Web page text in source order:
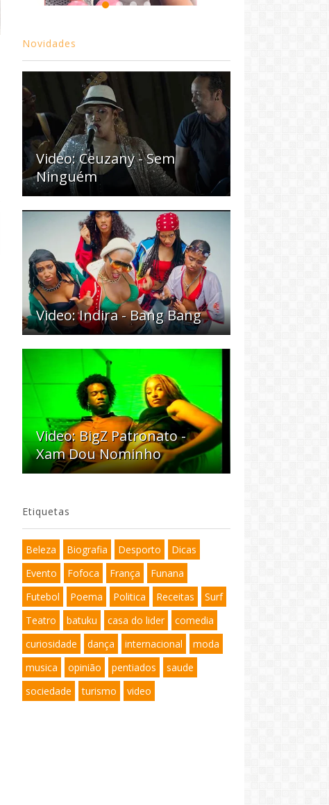
Novidades
Video: Ceuzany - Sem
Ninguém
Video: Indira - Bang Bang
Video: BigZ Patronato -
Xam Dou Nominho
Etiquetas
Beleza Biografia Desporto
Dicas
Evento
Fofoca França
Funana
Futebol
Poema Politica Receitas
Surf
Teatro
batuku casa do lider
comedia
curiosidade
dança internacional
moda
musica
opinião pentiados
saude
sociedade
turismo video